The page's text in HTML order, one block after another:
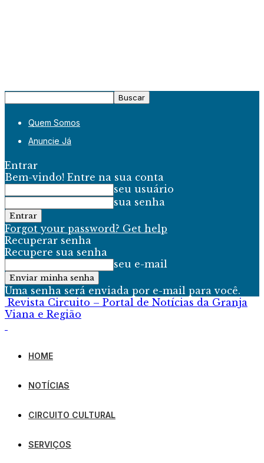
Quem Somos
Anuncie Já
Entrar
Bem-vindo! Entre na sua conta
seu usuário
sua senha
Forgot your password? Get help
Recuperar senha
Recupere sua senha
seu e-mail
Uma senha será enviada por e-mail para você.
Revista Circuito – Portal de Notícias da Granja
Viana e Região
HOME
NOTÍCIAS
CIRCUITO CULTURAL
SERVIÇOS